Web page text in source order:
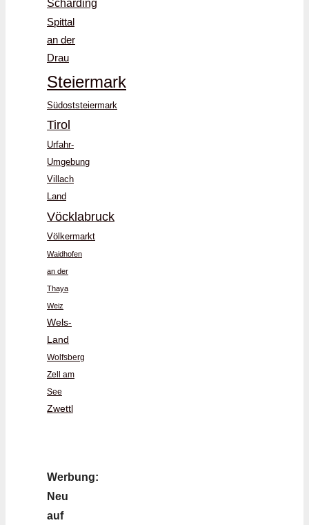
Schärding
Spittal
an der
Drau
Steiermark
Südoststeiermark
Tirol
Urfahr-
Umgebung
Villach
Land
Vöcklabruck
Völkermarkt
Waidhofen
an der
Thaya
Weiz
Wels-
Land
Wolfsberg
Zell am
See
Zwettl
Werbung:
Neu
auf